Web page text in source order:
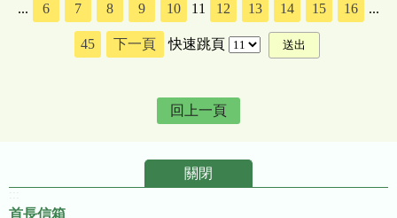
... 6 7 8 9 10 11 12 13 14 15 16 ...
45 下一頁 快速跳頁
回上一頁
關閉
首長信箱